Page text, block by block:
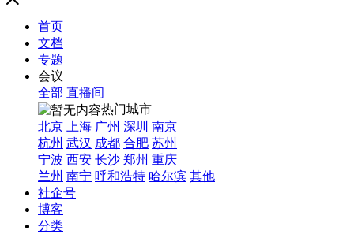
首页
文档
专题
会议
全部 直播间
热门城市
北京
上海 广州 深圳 南京
杭州 武汉 成都 合肥 苏州
宁波 西安 长沙 郑州 重庆
兰州 南宁 呼和浩特 哈尔滨 其他
社企号
博客
分类